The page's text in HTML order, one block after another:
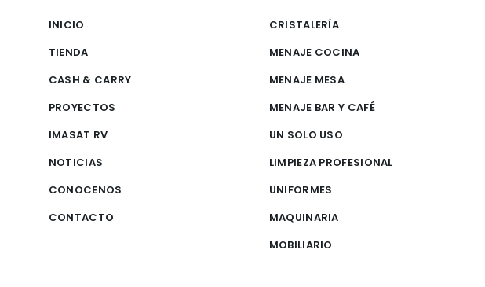
INICIO
TIENDA
CASH & CARRY
PROYECTOS
IMASAT RV
NOTICIAS
CONOCENOS
CONTACTO
CRISTALERÍA
MENAJE COCINA
MENAJE MESA
MENAJE BAR Y CAFÉ
UN SOLO USO
LIMPIEZA PROFESIONAL
UNIFORMES
MAQUINARIA
MOBILIARIO